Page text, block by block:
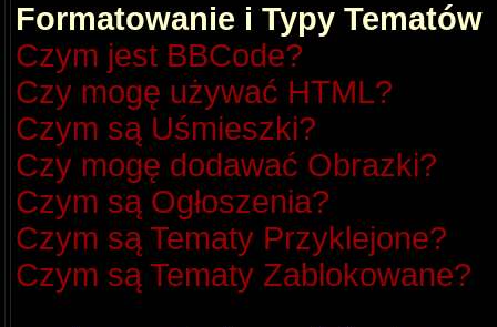
Formatowanie i Typy Tematów
Czym jest BBCode?
Czy mogę używać HTML?
Czym są Uśmieszki?
Czy mogę dodawać Obrazki?
Czym są Ogłoszenia?
Czym są Tematy Przyklejone?
Czym są Tematy Zablokowane?